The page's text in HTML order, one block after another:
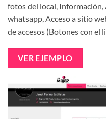
fotos del local, Información,
whatsapp, Acceso a sitio
de accesos (Botones con el
VER EJEMPLO